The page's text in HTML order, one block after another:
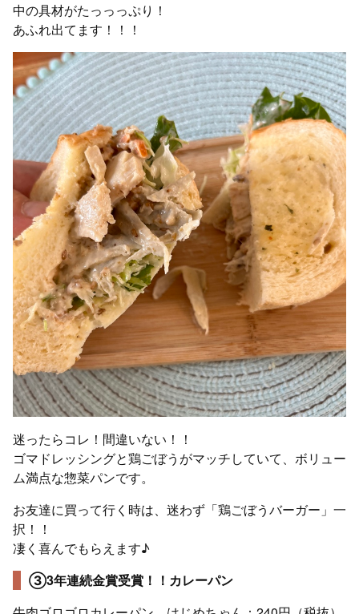
中の具材がたっっっぷり！
あふれ出てます！！！
迷ったらコレ！間違いない！！
ゴマドレッシングと鶏ごぼうがマッチしていて、ボリュー
ム満点な惣菜パンです。
お友達に買って行く時は、迷わず「鶏ごぼうバーガー」一
択！！
凄く喜んでもらえます♪
③3年連続金賞受賞！！カレーパン